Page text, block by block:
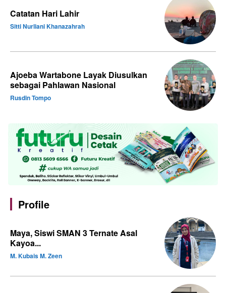
Catatan Hari Lahir
Sitti Nurliani Khanazahrah
Ajoeba Wartabone Layak Diusulkan
sebagai Pahlawan Nasional
Rusdin Tompo
Profile
Maya, Siswi SMAN 3 Ternate Asal
Kayoa...
M. Kubais M. Zeen